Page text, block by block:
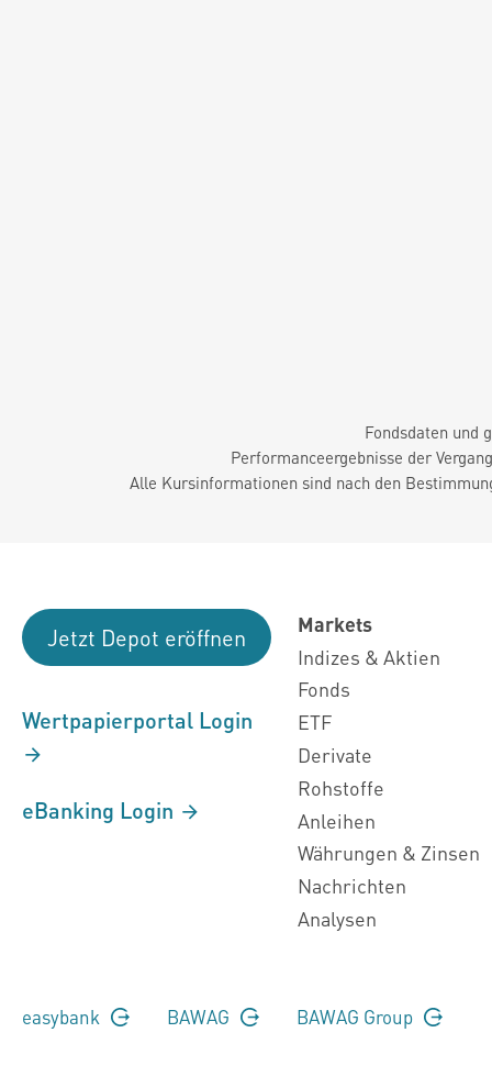
Fondsdaten und
Performanceergebnisse der
Alle Kursinformationen sind nach den
Jetzt Depot eröffnen
Wertpapierportal Login
eBanking Login
Markets
Indizes & Aktien
Fonds
ETF
Derivate
Rohstoffe
Anleihen
Währungen & Zinsen
Nachrichten
Analysen
easybank BAWAG BAWAG Group